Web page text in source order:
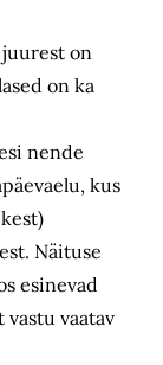
on
on ka
nende
kus
Näituse
esinevad
vaatav